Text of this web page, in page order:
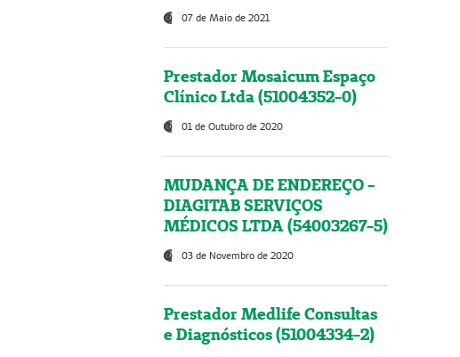
07 de Maio de 2021
Prestador Mosaicum Espaço
Clínico Ltda (51004352-0)
01 de Outubro de 2020
MUDANÇA DE ENDEREÇO -
DIAGITAB SERVIÇOS
MÉDICOS LTDA (54003267-5)
03 de Novembro de 2020
Prestador Medlife Consultas
e Diagnósticos (51004334-2)